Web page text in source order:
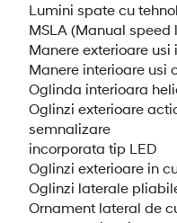
Lumini spate cu
MSLA (Manual speed
Manere exterioare
Manere interioare usi
Oglinda interioara
Oglinzi exterioare
semnalizare
incorporata tip LED
Oglinzi exterioare in
Oglinzi laterale
Ornament lateral de